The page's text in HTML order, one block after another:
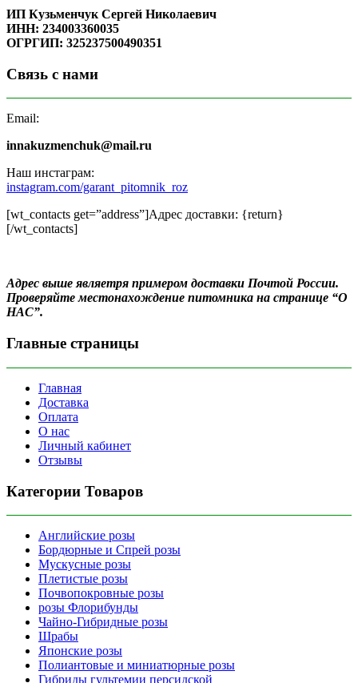
ИП Кузьменчук Сергей Николаевич
ИНН: 234003360035
ОГРГИП: 325237500490351
Связь с нами
Email:
innakuzmenchuk@mail.ru
Наш инстаграм:
instagram.com/garant_pitomnik_roz
[wt_contacts get=”address”]Адрес доставки: {return}
[/wt_contacts]
Адрес выше являетря примером доставки Почтой России.
Проверяйте местонахождение питомника на странице “О
НАС”.
Главные страницы
Главная
Доставка
Оплата
О нас
Личный кабинет
Отзывы
Категории Товаров
Английские розы
Бордюрные и Спрей розы
Мускусные розы
Плетистые розы
Почвопокровные розы
розы Флорибунды
Чайно-Гибридные розы
Шрабы
Японские розы
Полиантовые и миниатюрные розы
Гибриды гультемии персидской